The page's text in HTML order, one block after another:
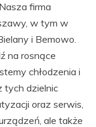
firma
w tym w
i Bemowo.
na rosnące
chłodzenia i
tych dzielnic
oraz serwis,
ale także